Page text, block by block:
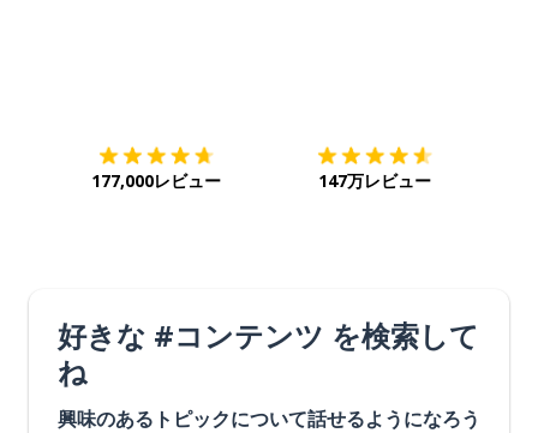
177,000レビュー 147万レビュー
好きな #コンテンツ を検索して
ね
興味のあるトピックについて話せるようになろう